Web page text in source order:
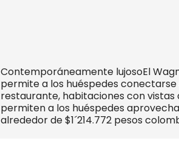
Contemporáneamente lujosoEl
permite a los huéspedes
restaurante, habitaciones con vistas
permiten a los huéspedes
alrededor de $1´214.772 pesos